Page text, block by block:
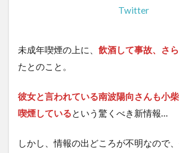
Twitter
未成年喫煙の上に、 飲酒して事故、さ
たとのこと。
彼女と言われている南波陽向さんも小
喫煙している という驚くべき新情報…
しかし、情報の出どころが不明なので